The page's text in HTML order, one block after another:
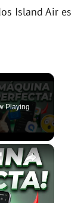
Island Air es
Playing
×